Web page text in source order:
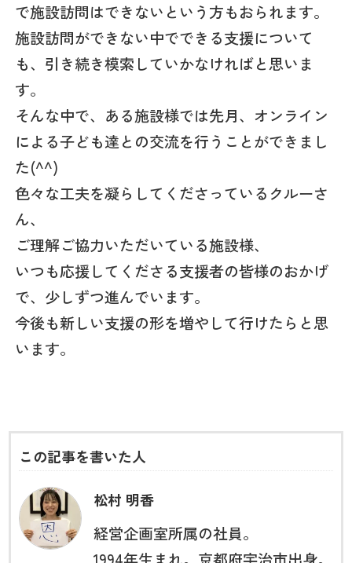
で施設訪問はできないという方もおられます。
施設訪問ができない中でできる支援について
も、引き続き模索していかなければと思いま
す。
そんな中で、ある施設様では先月、オンライン
による子ども達との交流を行うことができまし
た(^^)
色々な工夫を凝らしてくださっているクルーさ
ん、
ご理解ご協力いただいている施設様、
いつも応援してくださる支援者の皆様のおかげ
で、少しずつ進んでいます。
今後も新しい支援の形を増やして行けたらと思
います。
この記事を書いた人
松村 明香
経営企画室所属の社員。